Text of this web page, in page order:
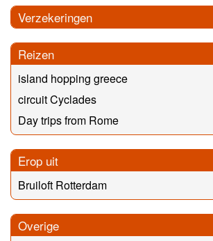
Verzekeringen
Reizen
island hopping greece
circuit Cyclades
Day trips from Rome
Erop uit
Bruiloft Rotterdam
Overige